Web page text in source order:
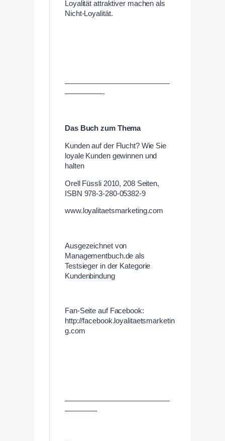
Loyalität attraktiver machen als
Nicht-Loyalität.
——————————————
—————-
Das Buch zum Thema
Kunden auf der Flucht? Wie Sie
loyale Kunden gewinnen und
halten
Orell Füssli 2010, 208 Seiten,
ISBN 978-3-280-05382-9
www.loyalitaetsmarketing.com
Ausgezeichnet von
Managementbuch.de als
Testsieger in der Kategorie
Kundenbindung
Fan-Seite auf Facebook:
http://facebook.loyalitaetsmarketin
g.com
——————————————
————-